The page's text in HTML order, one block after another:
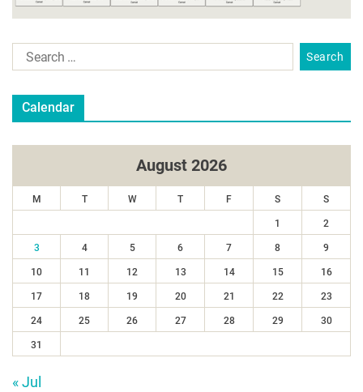
Calendar
August 2026
M T W T F S S
1 2
3 4 5 6 7 8 9
10 11 12 13 14 15 16
17 18 19 20 21 22 23
24 25 26 27 28 29 30
31
« Jul